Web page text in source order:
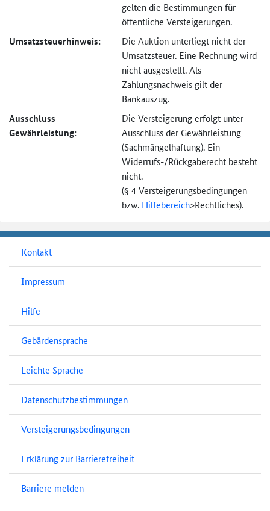
gelten die Bestimmungen für
öffentliche Versteigerungen.
Umsatzsteuer­hinweis:
Die Auktion unterliegt nicht der
Umsatzsteuer. Eine Rechnung wird
nicht ausgestellt. Als
Zahlungsnachweis gilt der
Bankauszug.
Ausschluss
Gewährleistung:
Die Versteigerung erfolgt unter
Ausschluss der Gewährleistung
(Sachmängel­haftung). Ein
Widerrufs-/Rückgaberecht besteht
nicht.
(§ 4 Versteigerungs­bedingungen
bzw. Hilfebereich>Rechtliches).
Kontakt
Impressum
Hilfe
Gebärdensprache
Leichte Sprache
Datenschutzbestimmungen
Versteigerungsbedingungen
Erklärung zur Barrierefreiheit
Barriere melden